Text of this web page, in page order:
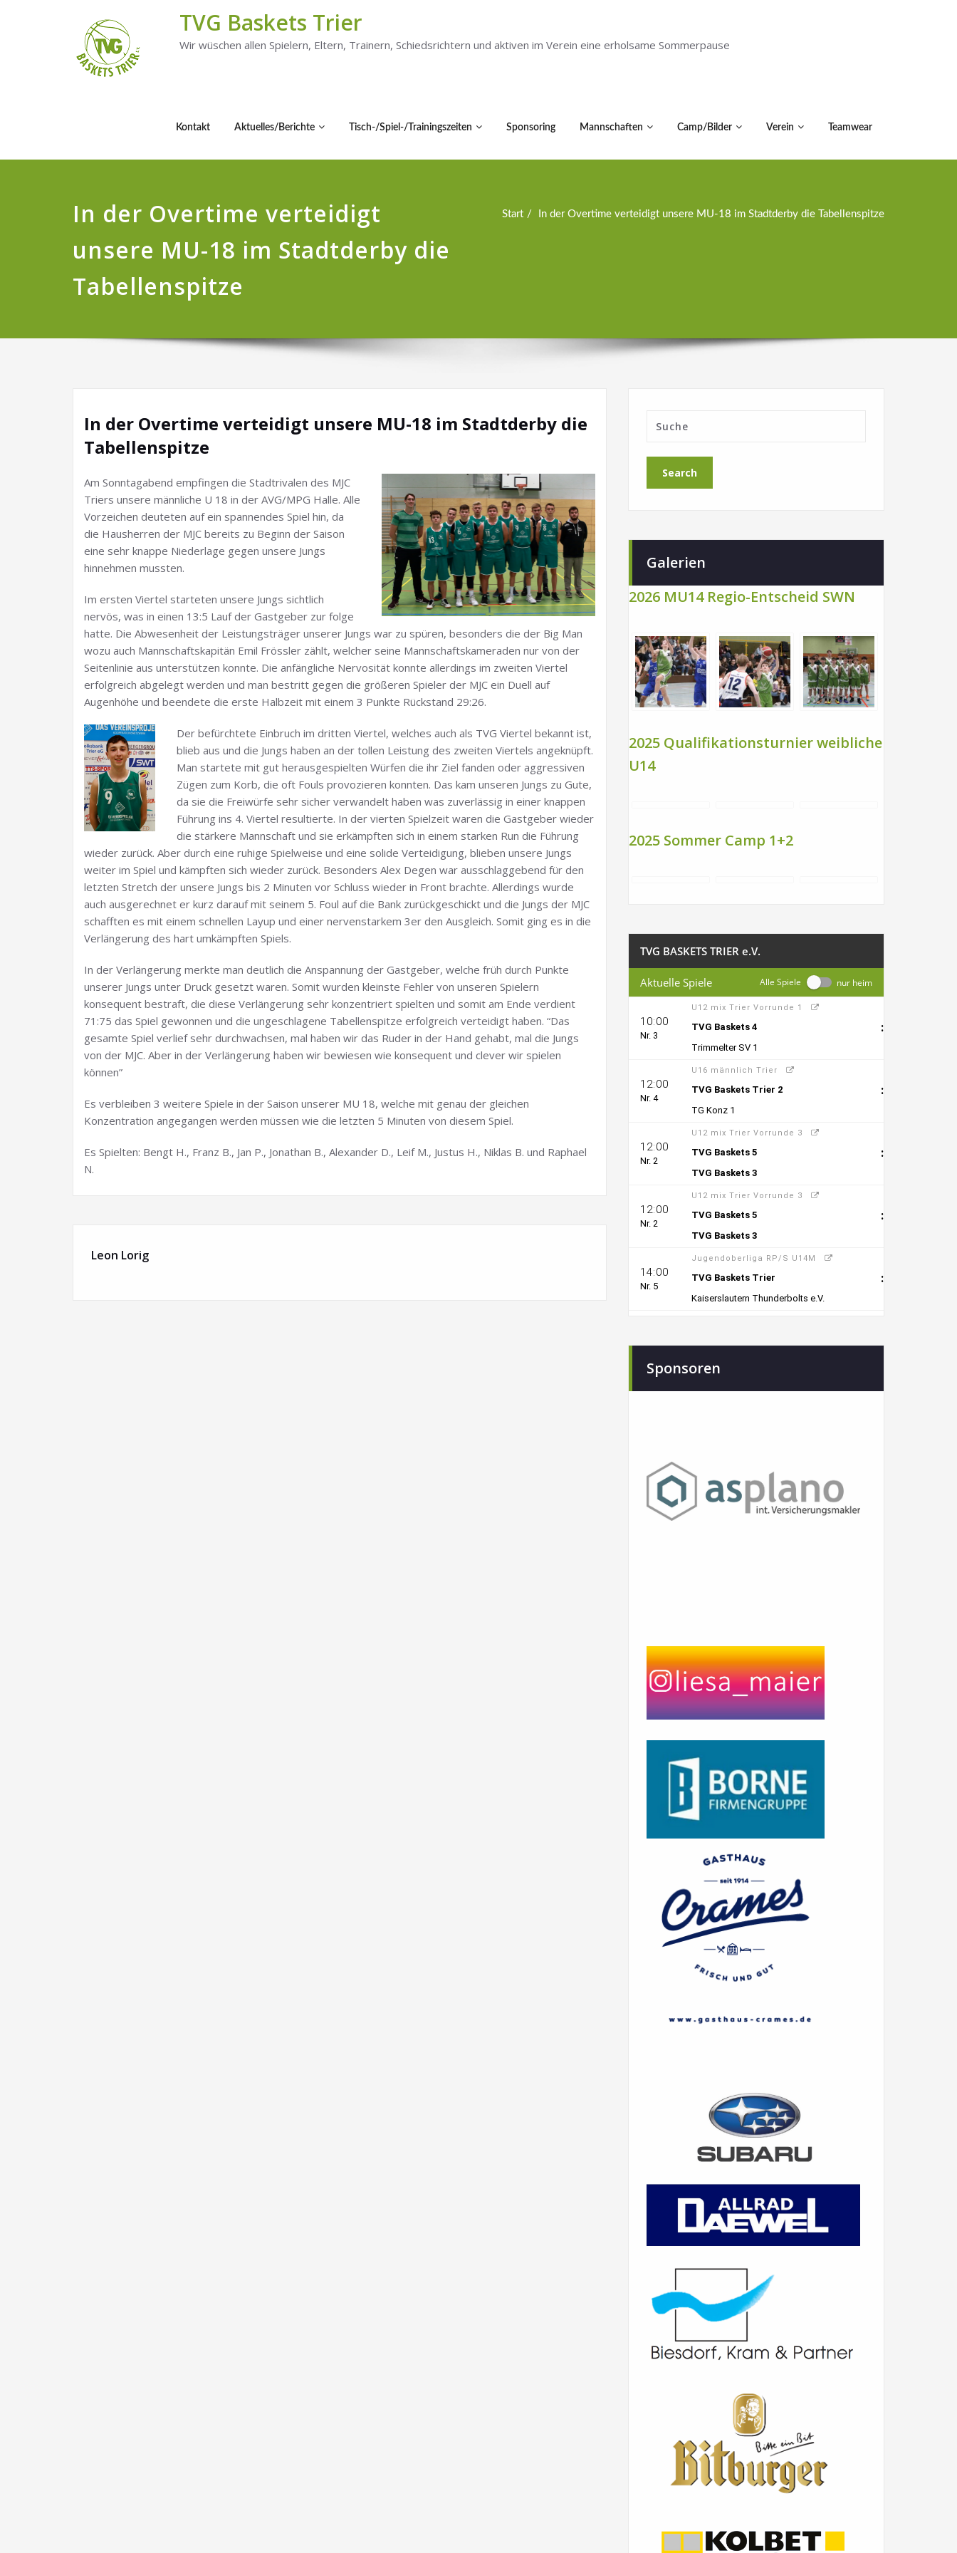
TVG Baskets Trier
Wir wüschen allen Spielern, Eltern, Trainern, Schiedsrichtern und aktiven im Verein eine erholsame Sommerpause
Kontakt Aktuelles/Berichte Tisch-/Spiel-/Trainingszeiten Sponsoring Mannschaften Camp/Bilder Verein Teamwear
In der Overtime verteidigt
unsere MU-18 im Stadtderby die
Tabellenspitze
Start In der Overtime verteidigt unsere MU-18 im Stadtderby die Tabellenspitze
In der Overtime verteidigt unsere MU-18 im Stadtderby die
Tabellenspitze
Am Sonntagabend empfingen die Stadtrivalen des MJC
Triers unsere männliche U 18 in der AVG/MPG Halle. Alle
Vorzeichen deuteten auf ein spannendes Spiel hin, da
die Hausherren der MJC bereits zu Beginn der Saison
eine sehr knappe Niederlage gegen unsere Jungs
hinnehmen mussten.
Im ersten Viertel starteten unsere Jungs sichtlich
nervös, was in einen 13:5 Lauf der Gastgeber zur folge
hatte. Die Abwesenheit der Leistungsträger unserer Jungs war zu spüren, besonders die der Big Man
wozu auch Mannschaftskapitän Emil Frössler zählt, welcher seine Mannschaftskameraden nur von der
Seitenlinie aus unterstützen konnte. Die anfängliche Nervosität konnte allerdings im zweiten Viertel
erfolgreich abgelegt werden und man bestritt gegen die größeren Spieler der MJC ein Duell auf
Augenhöhe und beendete die erste Halbzeit mit einem 3 Punkte Rückstand 29:26.
Der befürchtete Einbruch im dritten Viertel, welches auch als TVG Viertel bekannt ist,
blieb aus und die Jungs haben an der tollen Leistung des zweiten Viertels angeknüpft.
Man startete mit gut herausgespielten Würfen die ihr Ziel fanden oder aggressiven
Zügen zum Korb, die oft Fouls provozieren konnten. Das kam unseren Jungs zu Gute,
da sie die Freiwürfe sehr sicher verwandelt haben was zuverlässig in einer knappen
Führung ins 4. Viertel resultierte. In der vierten Spielzeit waren die Gastgeber wieder
die stärkere Mannschaft und sie erkämpften sich in einem starken Run die Führung
wieder zurück. Aber durch eine ruhige Spielweise und eine solide Verteidigung, blieben unsere Jungs
weiter im Spiel und kämpften sich wieder zurück. Besonders Alex Degen war ausschlaggebend für den
letzten Stretch der unsere Jungs bis 2 Minuten vor Schluss wieder in Front brachte. Allerdings wurde
auch ausgerechnet er kurz darauf mit seinem 5. Foul auf die Bank zurückgeschickt und die Jungs der MJC
schafften es mit einem schnellen Layup und einer nervenstarkem 3er den Ausgleich. Somit ging es in die
Verlängerung des hart umkämpften Spiels.
In der Verlängerung merkte man deutlich die Anspannung der Gastgeber, welche früh durch Punkte
unserer Jungs unter Druck gesetzt waren. Somit wurden kleinste Fehler von unseren Spielern
konsequent bestraft, die diese Verlängerung sehr konzentriert spielten und somit am Ende verdient
71:75 das Spiel gewonnen und die ungeschlagene Tabellenspitze erfolgreich verteidigt haben. “Das
gesamte Spiel verlief sehr durchwachsen, mal haben wir das Ruder in der Hand gehabt, mal die Jungs
von der MJC. Aber in der Verlängerung haben wir bewiesen wie konsequent und clever wir spielen
können”
Es verbleiben 3 weitere Spiele in der Saison unserer MU 18, welche mit genau der gleichen
Konzentration angegangen werden müssen wie die letzten 5 Minuten von diesem Spiel.
Es Spielten: Bengt H., Franz B., Jan P., Jonathan B., Alexander D., Leif M., Justus H., Niklas B. und Raphael
N.
Leon Lorig
Galerien
2026 MU14 Regio-Entscheid SWN
2025 Qualifikationsturnier weibliche
U14
2025 Sommer Camp 1+2
Sponsoren